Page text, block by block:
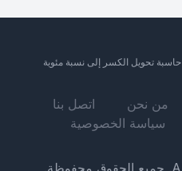
حاسبة تحويل الكسر إلى نسبة مئوية
من نحن
اتصل بنا
سياسة الخصوصية